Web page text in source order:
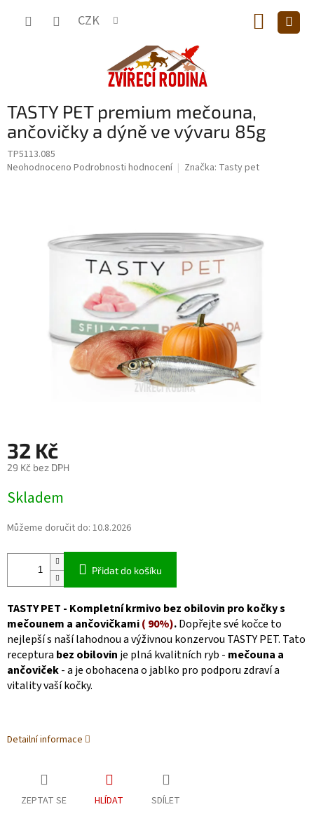
CZK
KOŠÍK
TASTY PET premium mečouna,
ančovičky a dýně ve vývaru 85g
TP5113.085
Průměrné
Neohodnoceno Podrobnosti hodnocení Značka: Tasty pet
32 Kč
29 Kč bez DPH
cena:
Skladem
Můžeme doručit do: 10.8.2026
Přidat do košíku
TASTY PET - Kompletní krmivo bez obilovin pro kočky s
mečounem a ančovičkami( 90%).Dopřejte své kočce to
nejlepší s naší lahodnou a výživnou konzervou TASTY PET. Tato
receptura bez obilovinje plná kvalitních ryb - mečouna a
ančoviček- a je obohacena o jablko pro podporu zdraví a
vitality vaší kočky.
Detailní informace
ZEPTAT SE HLÍDAT SDÍLET